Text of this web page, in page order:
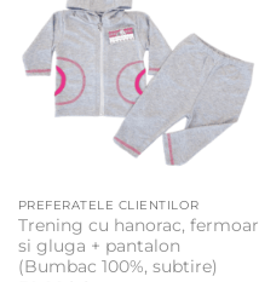
PREFERATELE CLIENTILOR
Trening cu hanorac, fermoar
si gluga + pantalon
(Bumbac 100%, subtire)